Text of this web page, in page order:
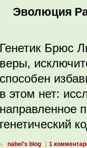
Эволюция
Генетик Брюс
веры,
способен
в этом нет:
направленное
генетический
» nabel's blog 1